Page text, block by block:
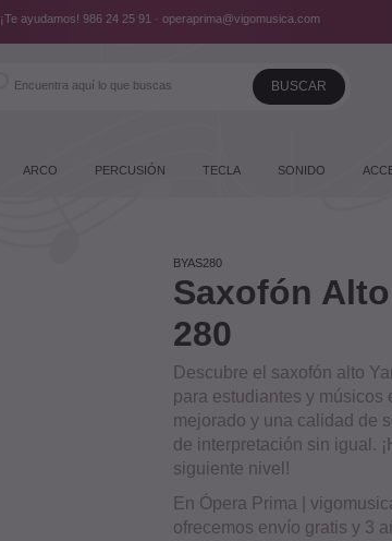
¡Te ayudamos! 986 24 25 91 · operaprima@vigomusica.com
ARCO PERCUSIÓN TECLA SONIDO
BYAS280
Saxofón Alto
280
Descubre el saxofón alto
para estudiantes y músicos
mejorado y una calidad de
de interpretación sin igual.
siguiente nivel!
En Ópera Prima |
ofrecemos envío gratis y 3